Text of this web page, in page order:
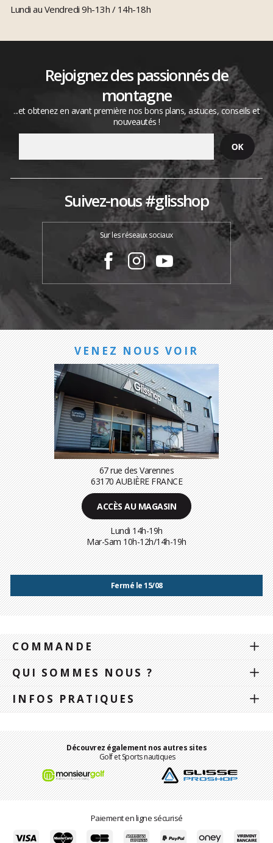
Lundi au Vendredi 9h-13h / 14h-18h
Rejoignez des passionnés de
montagne
...et obtenez en avant première nos bons plans, astuces, conseils et
nouveautés !
Suivez-nous #glisshop
Sur les réseaux sociaux
VENEZ NOUS VOIR
67 rue des Varennes
63170 AUBIÈRE FRANCE
ACCÈS AU MAGASIN
Lundi 14h-19h
Mar-Sam 10h-12h/14h-19h
Fermé le 15/08
COMMANDE
QUI SOMMES NOUS ?
INFOS PRATIQUES
Découvrez également nos autres sites
Golf et Sports nautiques
Paiement en ligne sécurisé